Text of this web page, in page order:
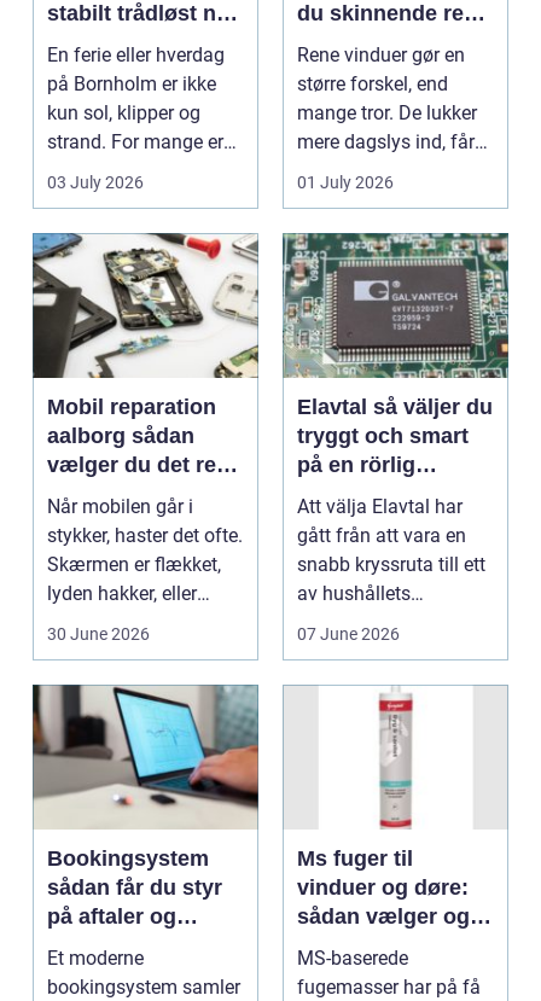
stabilt trådløst net
på klippeøen
En ferie eller hverdag
på Bornholm er ikke
kun sol, klipper og
strand. For mange er
en stabil intern...
03 July 2026
du skinnende rene
ruder året rundt
Rene vinduer gør en
større forskel, end
mange tror. De lukker
mere dagslys ind, får
hjem og erhvervs...
01 July 2026
Mobil reparation
aalborg sådan
vælger du det rette
værksted
Når mobilen går i
stykker, haster det ofte.
Skærmen er flækket,
lyden hakker, eller
batteriet løber ...
30 June 2026
Elavtal så väljer du
tryggt och smart
på en rörlig
elmarknad
Att välja Elavtal har
gått från att vara en
snabb kryssruta till ett
av hushållets
viktigaste ekonom...
07 June 2026
Bookingsystem
sådan får du styr
på aftaler og
arbejdsgange
Et moderne
bookingsystem samler
Ms fuger til
vinduer og døre:
sådan vælger og
bruger du dem
rigtigt
MS-baserede
fugemasser har på få